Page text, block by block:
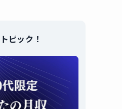
ピック！